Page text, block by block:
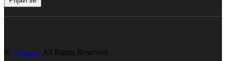
© Cyber.rs. All Rights Reserved.